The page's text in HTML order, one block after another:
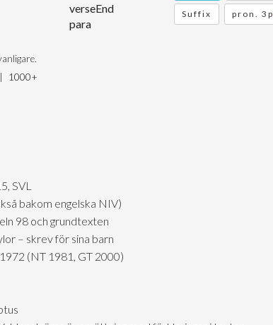
verseEnd
para
Suffix pron. 3p
1000+
SVL
bakom engelska NIV)
98 och grundtexten
– skrev för sina barn
(NT 1981, GT 2000)